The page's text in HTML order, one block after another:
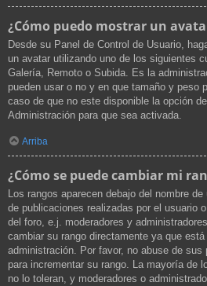
¿Cómo puedo mostrar un
Desde su Panel de Control de Usuario,
un avatar utilizando uno de los siguientes
Galería, Remoto o Subida. Es la
pueden usar o no y en que tamaño y peso
caso de que no este disponible la opción
Administración para que sea activada.
Arriba
¿Cómo se puede cambiar mi
Los rangos aparecen debajo del nombre
de publicaciones realizadas por el usuario
del foro, e.j. moderadores y
cambiar su rango directamente ya que
administración. Por favor, no abuse de
para incrementar su rango. La mayoría de
no lo toleran, y moderadores o